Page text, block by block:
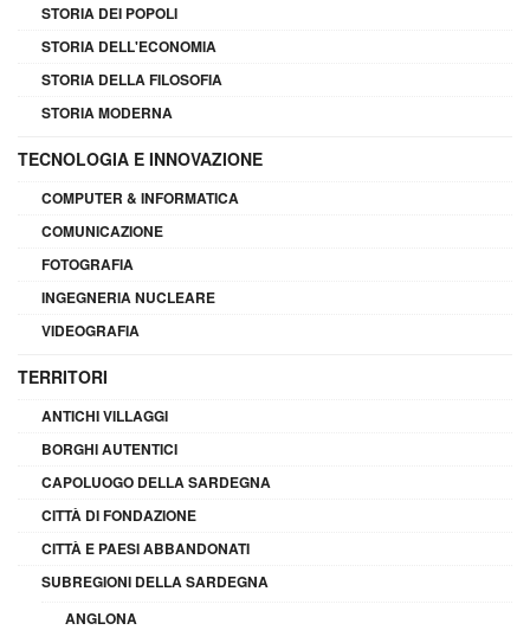
STORIA DEI POPOLI
STORIA DELL'ECONOMIA
STORIA DELLA FILOSOFIA
STORIA MODERNA
TECNOLOGIA E INNOVAZIONE
COMPUTER & INFORMATICA
COMUNICAZIONE
FOTOGRAFIA
INGEGNERIA NUCLEARE
VIDEOGRAFIA
TERRITORI
ANTICHI VILLAGGI
BORGHI AUTENTICI
CAPOLUOGO DELLA SARDEGNA
CITTÀ DI FONDAZIONE
CITTÀ E PAESI ABBANDONATI
SUBREGIONI DELLA SARDEGNA
ANGLONA